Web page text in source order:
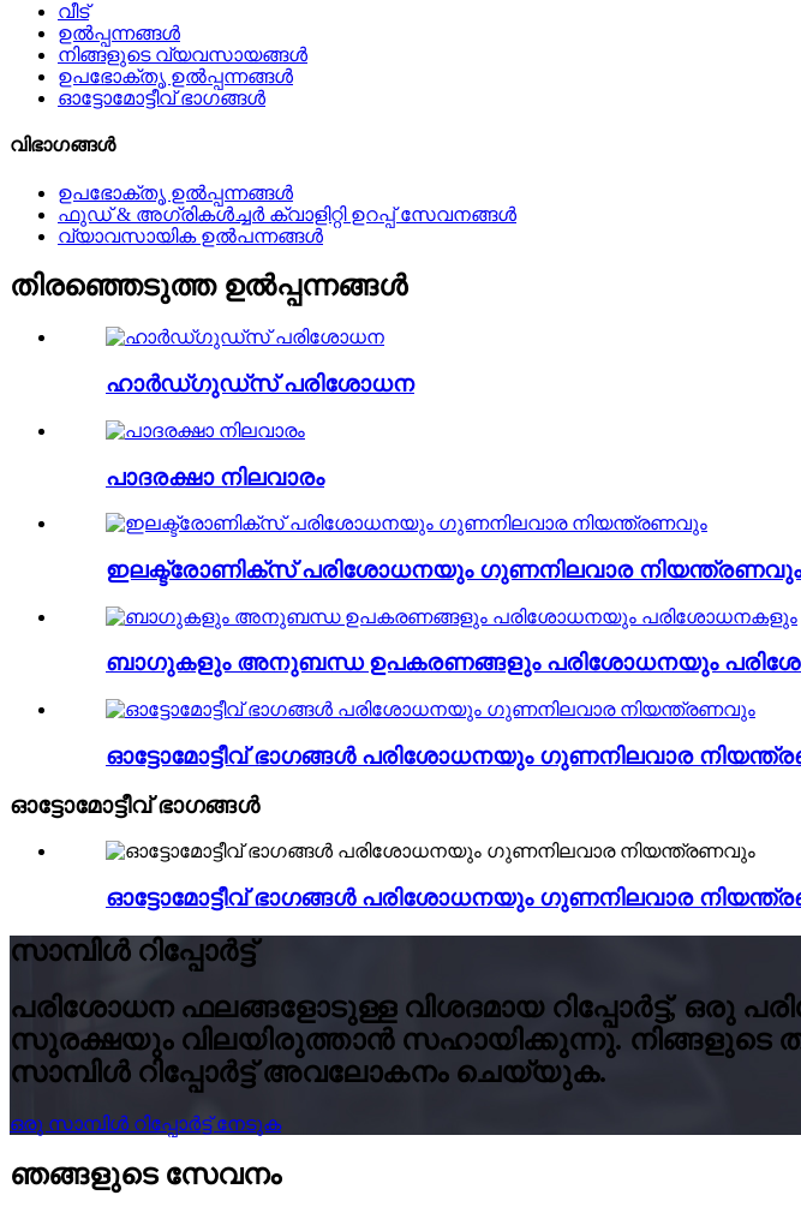
വീട്
ഉൽപ്പന്നങ്ങൾ
നിങ്ങളുടെ വ്യവസായങ്ങൾ
ഉപഭോക്തൃ ഉൽപ്പന്നങ്ങൾ
ഓട്ടോമോട്ടീവ് ഭാഗങ്ങൾ
വിഭാഗങ്ങൾ
ഉപഭോക്തൃ ഉൽപ്പന്നങ്ങൾ
ഫുഡ് & അഗ്രികൾച്ചർ ക്വാളിറ്റി ഉറപ്പ് സേവനങ്ങൾ
വ്യാവസായിക ഉൽപന്നങ്ങൾ
തിരഞ്ഞെടുത്ത ഉൽപ്പന്നങ്ങൾ
ഹാർഡ്ഗുഡ്സ് പരിശോധന
പാദരക്ഷാ നിലവാരം
ഇലക്ട്രോണിക്സ് പരിശോധനയും ഗുണനിലവാര നിയന്ത്രണവും
ബാഗുകളും അനുബന്ധ ഉപകരണങ്ങളും പരിശോധനയും
ഓട്ടോമോട്ടീവ് ഭാഗങ്ങൾ പരിശോധനയും ഗുണനിലവാര
ഓട്ടോമോട്ടീവ് ഭാഗങ്ങൾ
ഓട്ടോമോട്ടീവ് ഭാഗങ്ങൾ പരിശോധനയും ഗുണനിലവാര
സാമ്പിൾ റിപ്പോർട്ട്
പരിശോധന ഫലങ്ങളോടുള്ള വിശദമായ റിപ്പോർട്ട്,
സുരക്ഷയും വിലയിരുത്താൻ സഹായിക്കുന്നു. നിങ്ങളുടെ
സാമ്പിൾ റിപ്പോർട്ട് അവലോകനം ചെയ്യുക.
ഒരു സാമ്പിൾ റിപ്പോർട്ട് നേടുക
ഞങ്ങളുടെ സേവനം